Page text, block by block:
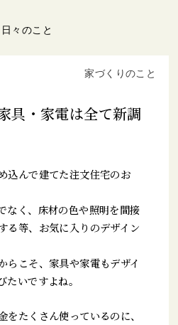
日々のこと
家づくりのこと
具・家電は全て新調
込んで建てた注文住宅のお
なく、床材の色や照明を間接
る等、お気に入りのデザイン
らこそ、家具や家電もデザイ
たいですよね。
をたくさん使っているのに、